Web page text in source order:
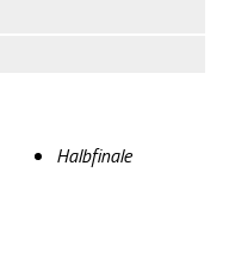
Halbfinale